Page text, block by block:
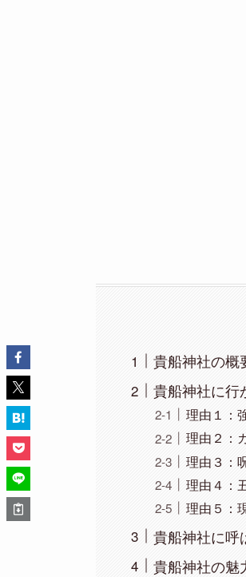
貴船神社の概
貴船神社に行
理由１：
理由２：
理由３：
理由４：
理由５：
貴船神社に呼
貴船神社の魅